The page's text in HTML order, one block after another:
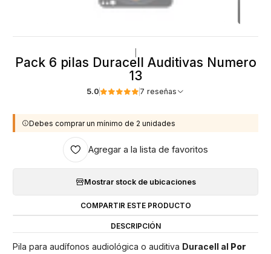
Pack 6 pilas Duracell Auditivas Numero
13
5.0 7 reseñas
Debes comprar un mínimo de 2 unidades
Agregar a la lista de favoritos
Mostrar stock de ubicaciones
COMPARTIR ESTE PRODUCTO
DESCRIPCIÓN
Pila para audífonos audiológica o auditiva Duracell al Por